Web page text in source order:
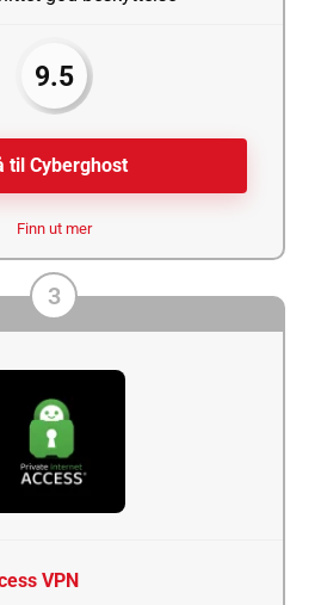
9.5
til Cyberghost
Finn ut mer
3
VPN